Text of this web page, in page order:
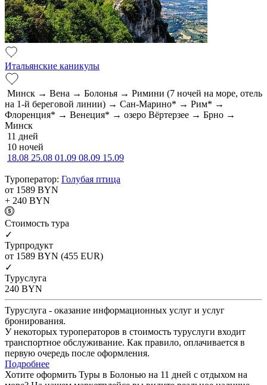
Итальянские каникулы
Минск → Вена → Болонья → Римини (7 ночей на море, отель
на 1-й береговой линии) → Сан-Марино* → Рим* →
Флоренция* → Венеция* → озеро Вёртерзее → Брно →
Минск
11 дней
10 ночей
18.08 25.08 01.09 08.09 15.09
Туроператор: Голубая птица
от 1589 BYN
+ 240 BYN
Cтоимость тура
✓
Турпродукт
от 1589 BYN (455 EUR)
✓
Туруслуга
240 BYN
Туруслуга - оказание информационных услуг и услуг
бронирования.
У некоторых туроператоров в стоимость туруслуги входит
транспортное обслуживание. Как правило, оплачивается в
первую очередь после оформления.
Подробнее
Хотите оформить Туры в Болонью на 11 дней с отдыхом на